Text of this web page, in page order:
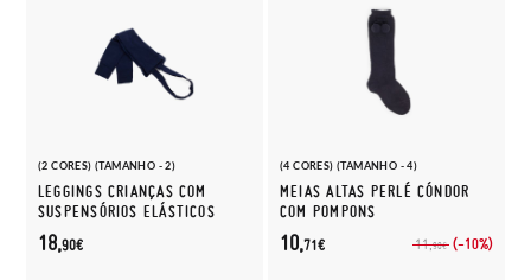
(2 CORES) (TAMANHO - 2)
LEGGINGS CRIANÇAS COM
SUSPENSÓRIOS ELÁSTICOS
18,90€
(4 CORES) (TAMANHO - 4)
MEIAS ALTAS PERLÉ CÓNDOR
COM POMPONS
11,90€ (-10%)
10,71€